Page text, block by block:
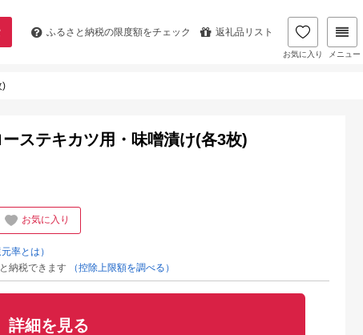
ふるさと納税の限度額をチェック 返礼品リスト
お気に入り メニュー
)
ステキカツ用・味噌漬け(各3枚)
お気に入り
元率とは）
納税できます
（控除上限額を調べる）
詳細を見る